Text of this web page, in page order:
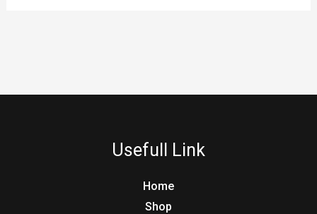
Usefull Link
Home
Shop